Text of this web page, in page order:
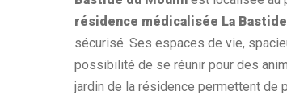
résidence médicalisée La
sécurisé. Ses espaces de vie,
possibilité de se réunir pour des
jardin de la résidence permettent de